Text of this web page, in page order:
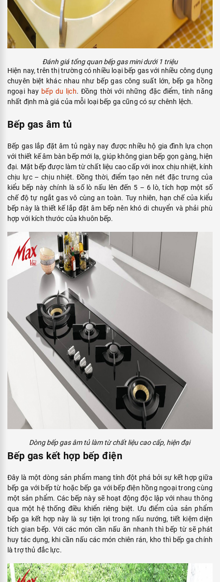
Đánh giá tổng quan bếp gas mini dưới 1 triệu
Hiện nay, trên thị trường có nhiều loại bếp gas với nhiều công dụng
chuyên biệt khác nhau như bếp gas công suất lớn, bếp ga hồng
ngoại hay bếp du lịch. Đồng thời với những đặc điểm, tính năng
nhất định mà giá của mỗi loại bếp ga cũng có sự chênh lệch.
Bếp gas âm tủ
Bếp gas lắp đặt âm tủ ngày nay được nhiều hộ gia đình lựa chọn
với thiết kế âm bàn bếp mới lạ, giúp không gian bếp gọn gàng, hiện
đại. Mặt bếp được làm từ chất liệu cao cấp với inox chịu nhiệt, kính
chịu lực – chịu nhiệt. Đồng thời, điểm tạo nên nét đặc trưng của
kiểu bếp này chính là số lò nấu lên đến 5 – 6 lò, tích hợp một số
chế độ tự ngắt gas vô cùng an toàn. Tuy nhiên, hạn chế của kiểu
bếp này là thiết kế lắp đặt âm bếp nên khó di chuyển và phải phù
hợp với kích thước của khuôn bếp.
Dòng bếp gas âm tủ làm từ chất liệu cao cấp, hiện đại
Bếp gas kết hợp bếp điện
Đây là một dòng sản phẩm mang tính đột phá bởi sự kết hợp giữa
bếp ga với bếp từ hoặc bếp ga với bếp điện hồng ngoại trong cùng
một sản phẩm. Các bếp này sẽ hoạt động độc lập với nhau thông
qua một hệ thống điều khiển riêng biệt. Ưu điểm của sản phẩm
bếp ga kết hợp này là sự tiện lợi trong nấu nướng, tiết kiệm diện
tích gian bếp. Với các món cần nấu ăn nhanh thì bếp từ sẽ phát
huy tác dụng, khi cần nấu các món chiên rán, kho thì bếp ga chính
là trợ thủ đắc lực.